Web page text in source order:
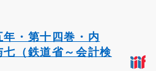
・第十四巻・内
（鉄道省～会計検